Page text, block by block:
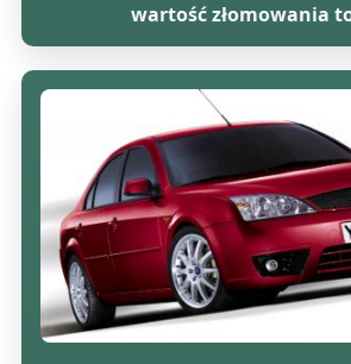
wartość złomowania